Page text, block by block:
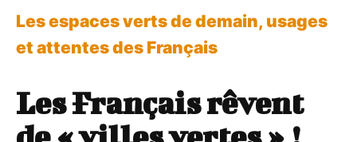
Les espaces verts de demain, usages
et attentes des Français
Les Français rêvent